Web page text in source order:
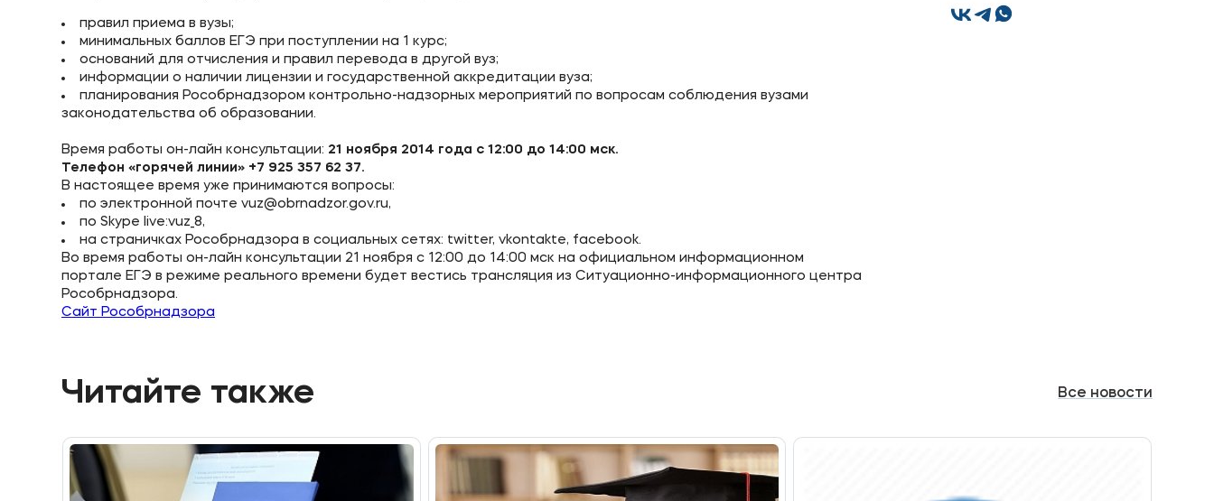
+7 (495) 221-10-01
+7 (800) 200-80-66
Об образовательной организации
Банковские реквизиты
Подобрать программу
правил приема в вузы;
минимальных баллов ЕГЭ при поступлении на 1 курс;
оснований для отчисления и правил перевода в другой вуз;
информации о наличии лицензии и государственной аккредитации вуза;
планирования Рособрнадзором контрольно-надзорных мероприятий по вопросам соблюдения вузами
законодательства об образовании.
Время работы он-лайн консультации: 21 ноября 2014 года с 12:00 до 14:00 мск.
Телефон «горячей линии» +7 925 357 62 37.
В настоящее время уже принимаются вопросы:
по электронной почте vuz@obrnadzor.gov.ru,
по Skype live:vuz_8,
на страничках Рособрнадзора в социальных сетях: twitter, vkontakte, facebook.
Во время работы он-лайн консультации 21 ноября с 12:00 до 14:00 мск на официальном информационном
портале ЕГЭ в режиме реального времени будет вестись трансляция из Ситуационно-информационного центра
Рособрнадзора.
Сайт Рособрнадзора
Читайте также Все новости